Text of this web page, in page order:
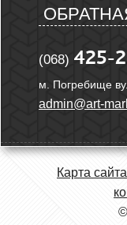
(068) 425-
м. Погребище
admin@art-
Карта сайта